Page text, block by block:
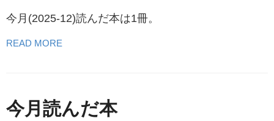
今月(2025-12)読んだ本は1冊。
READ MORE
今月読んだ本